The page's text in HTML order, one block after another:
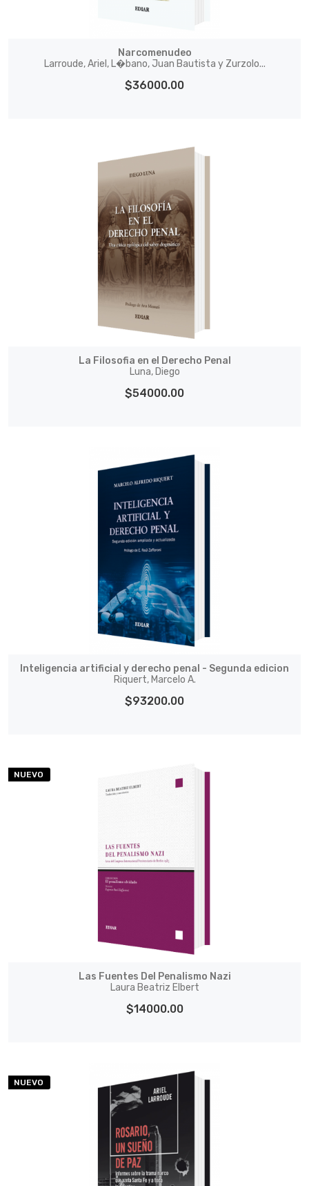
Narcomenudeo
Larroude, Ariel, L�bano, Juan Bautista y Zurzolo...
$36000.00
La Filosofia en el Derecho Penal
Luna, Diego
$54000.00
Inteligencia artificial y derecho penal - Segunda edicion
Riquert, Marcelo A.
$93200.00
NUEVO
Las Fuentes Del Penalismo Nazi
Laura Beatriz Elbert
$14000.00
NUEVO